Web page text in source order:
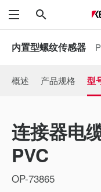
菜单
内置型螺纹传感器
概述 产品规格 型
连接器电
PVC
OP-73865